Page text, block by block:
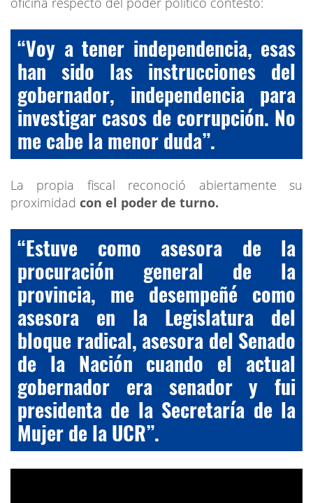
“Voy a tener independencia, esas
han sido las instrucciones del
gobernador, independencia para
investigar casos de corrupción. No
me cabe la menor duda”.
La propia fiscal reconoció abiertamente su
proximidad con el poder de turno.
“Estuve como asesora de la
procuración general de la
provincia, me desempeñé como
asesora en la Legislatura del
bloque radical, asesora del Senado
de la Nación cuando el actual
gobernador era senador y fui
presidenta de la Secretaría de la
Mujer de la UCR”.